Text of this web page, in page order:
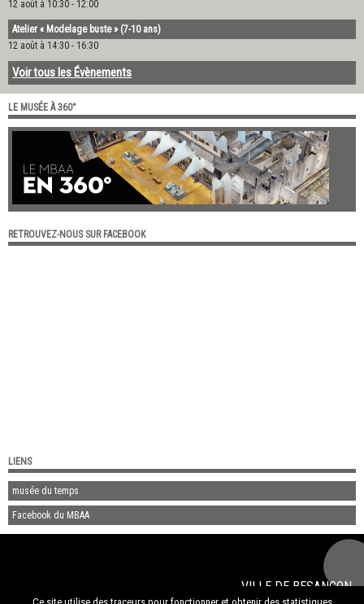
12 août à 10:30 - 12:00
Atelier « Modelage buste » (7-10 ans)
12 août à 14:30 - 16:30
Voir tous les Évènements
LE MUSÉE À 360°
RETROUVEZ-NOUS SUR FACEBOOK
LIENS
musée du temps
Facebook du MBAA
VILLE DE BESANÇON
© 2020musée des beaux-arts et d'archéologie de Besançon